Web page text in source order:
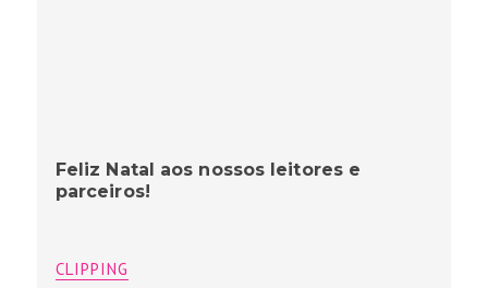
Feliz Natal aos nossos leitores e
parceiros!
CLIPPING